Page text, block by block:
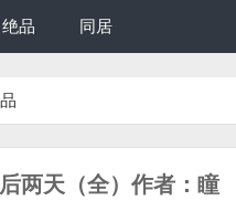
绝品 同居
两天（全）作者：瞳